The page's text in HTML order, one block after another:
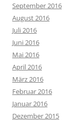
September 2016
August 2016
Juli 2016
Juni 2016
Mai 2016
April 2016
März 2016
Februar 2016
Januar 2016
Dezember 2015